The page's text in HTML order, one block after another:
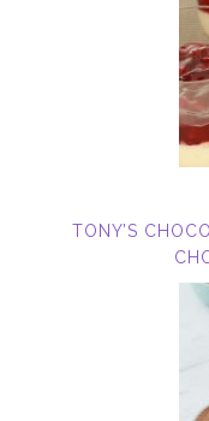
TONY’S